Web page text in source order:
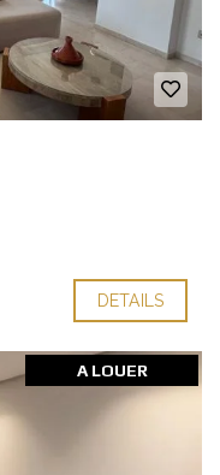
DETAILS
A LOUER